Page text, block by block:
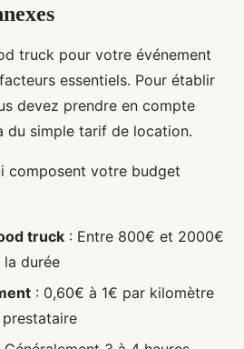
truck pour votre événement
essentiels. Pour établir
devez prendre en compte
du simple tarif de location.
composent votre budget
truck : Entre 800€ et 2000€
la durée
: 0,60€ à 1€ par kilomètre